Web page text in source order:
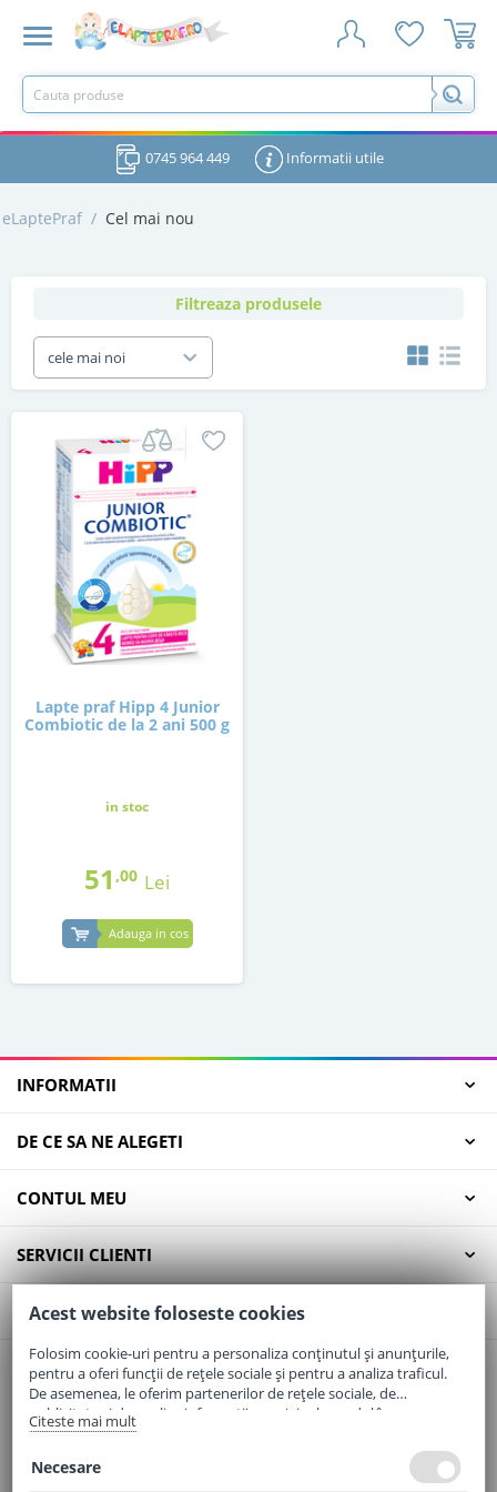
0745 964 449 Informatii utile
eLaptePraf / Cel mai nou
Filtreaza produsele
cele mai noi
Lapte praf Hipp 4 Junior
Combiotic de la 2 ani 500 g
in stoc
51 ,00 Lei
Adauga in cos
INFORMATII
DE CE SA NE ALEGETI
CONTUL MEU
SERVICII CLIENTI
CONTACT
Email:office@elaptepraf.ro
Telefon:0745-964-449
Adresa:Sos. Borsului, Nr. 20, Oradea, Jud. Bihor
Acest website foloseste cookies
Folosim cookie-uri pentru a personaliza conținutul și anunțurile,
pentru a oferi funcții de rețele sociale și pentru a analiza traficul.
De asemenea, le oferim partenerilor de rețele sociale, de
publicitate și de analize informații cu privire la modul în care
folosiți site-ul nostru. Aceștia le pot combina cu alte informații
Citeste mai mult
Necesare